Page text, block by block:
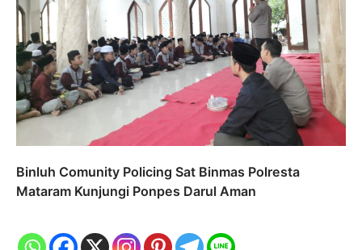
Binluh Comunity Policing Sat Binmas Polresta
Mataram Kunjungi Ponpes Darul Aman